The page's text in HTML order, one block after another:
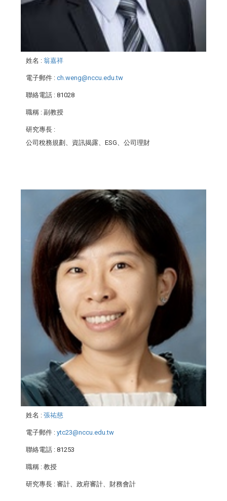
姓名 : 翁嘉祥
電子郵件 : ch.weng@nccu.edu.tw
聯絡電話 : 81028
職稱 : 副教授
研究專長 :
公司稅務規劃、資訊揭露、ESG、公司理財
姓名 : 張祐慈
電子郵件 : ytc23@nccu.edu.tw
聯絡電話 : 81253
職稱 : 教授
研究專長 : 審計、政府審計、財務會計